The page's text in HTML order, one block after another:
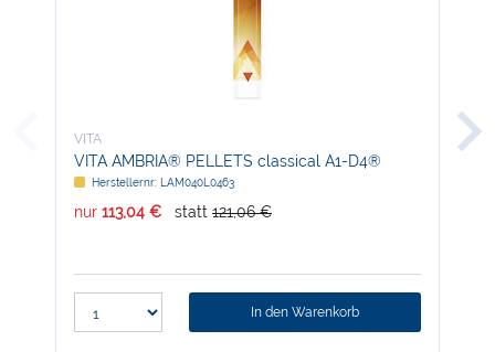
VITA
VITA AMBRIA® PELLETS classical A1-D4®
Herstellernr: LAM040L0463
nur 113,04 € statt 121,06 €
In den Warenkorb